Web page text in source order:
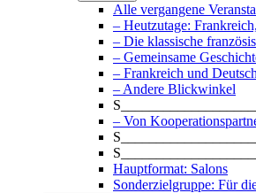
Alle vergangene
– Heutzutage:
– Die klassische
– Gemeinsame
– Frankreich und
– Andere Blickwinkel
– Von
Hauptformat: Salons
Sonderzielgruppe: Für